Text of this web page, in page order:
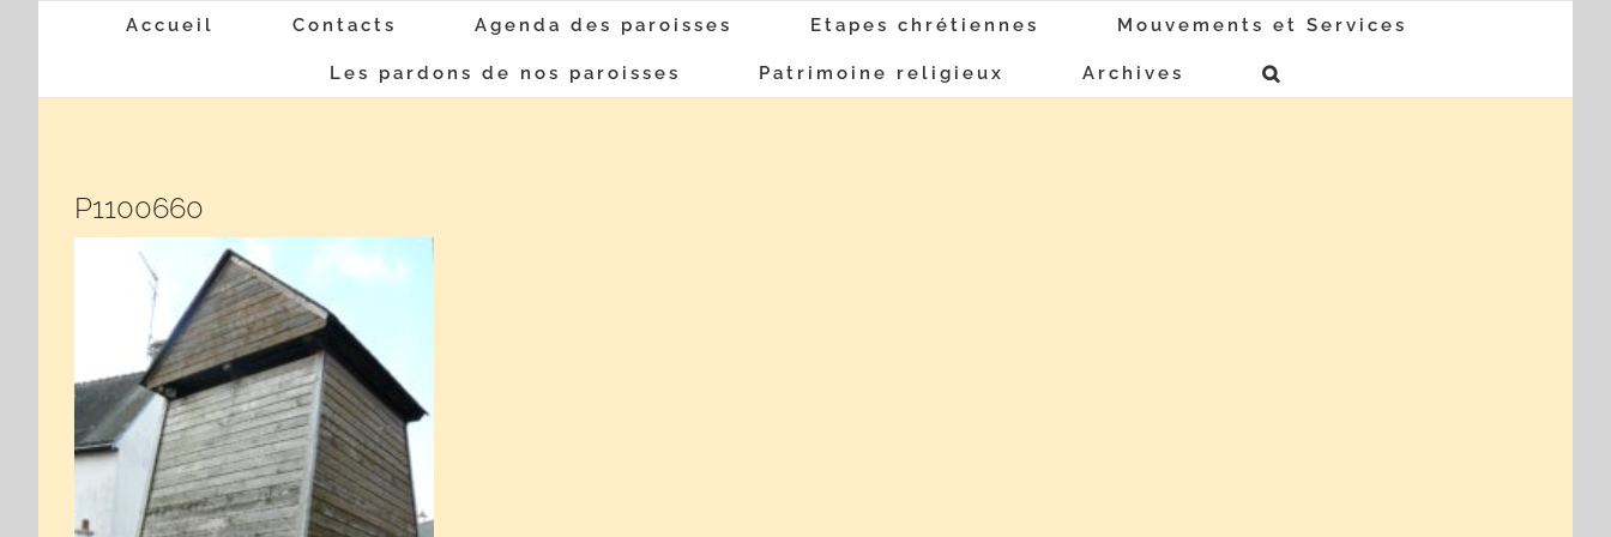
Accueil Contacts Agenda des paroisses Etapes chrétiennes Mouvements et Services
Les pardons de nos paroisses Patrimoine religieux Archives
P1100660